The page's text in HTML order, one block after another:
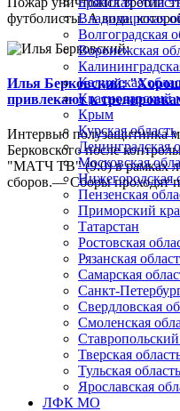
футболисты. А вода,
Илья Берковский:
привлекают к
Интервью полузащитника
Берковского после
"МАТЧ ТВ" (9:0) в рамках
сборов.— Сборы проходят
Владимирская
Волгоградская
Воронежская
Калужская
Краснодарский
Крым
Курская область
Ленинградская
Московская
Нижегородская
Пензенская
Приморский
Татарстан
Ростовская
Рязанская
Самарская
Санкт-
Свердловская
Смоленская
Тверская
Тульская область
Ярославская
ЛФК МО